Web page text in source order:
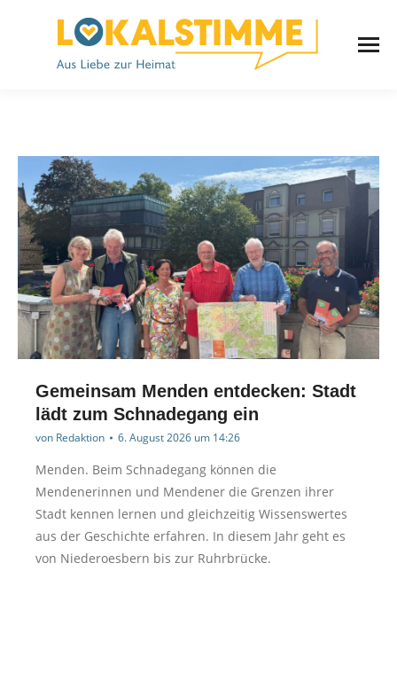
Gemeinsam Menden entdecken: Stadt
lädt zum Schnadegang ein
von Redaktion 6. August 2026 um 14:26
Menden. Beim Schnadegang können die
Mendenerinnen und Mendener die Grenzen ihrer
Stadt kennen lernen und gleichzeitig Wissenswertes
aus der Geschichte erfahren. In diesem Jahr geht es
von Niederoesbern bis zur Ruhrbrücke.